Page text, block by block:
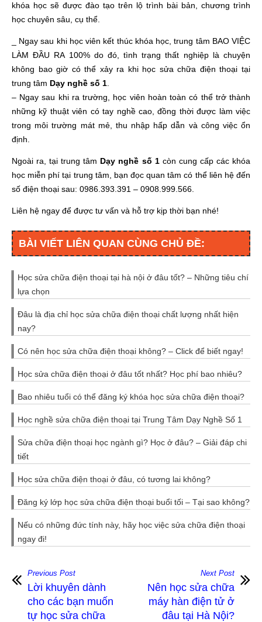
khóa học sẽ được đào tạo trên lộ trình bài bản, chương trình
học chuyên sâu, cụ thể.
_ Ngay sau khi học viên kết thúc khóa học, trung tâm BAO VIỆC
LÀM ĐẦU RA 100% do đó, tình trạng thất nghiệp là chuyện
không bao giờ có thể xảy ra khi học sửa chữa điện thoại tại
trung tâm Dạy nghề số 1
– Ngay sau khi ra trường, học viên hoàn toàn có thể trở thành
những kỹ thuật viên có tay nghề cao, đồng thời được làm việc
trong môi trường mát mẻ, thu nhập hấp dẫn và công việc ổn
định.
Ngoài ra, tại trung tâm Dạy nghề số 1còn cung cấp các khóa
học miễn phí tại trung tâm, bạn đọc quan tâm có thể liên hệ đến
số điện thoại sau: 0986.393.391 – 0908.999.566.
Liên hệ ngay để được tư vấn và hỗ trợ kịp thời bạn nhé!
BÀI VIẾT LIÊN QUAN CÙNG CHỦ ĐỀ:
Học sửa chữa điện thoại tại hà nội ở đâu tốt? – Những tiêu chí
lựa chọn
Đâu là địa chỉ học sửa chữa điện thoại chất lượng nhất hiện
nay?
Có nên học sửa chữa điện thoại không? – Click để biết ngay!
Học sửa chữa điện thoại ở đâu tốt nhất? Học phí bao nhiêu?
Bao nhiêu tuổi có thể đăng ký khóa học sửa chữa điện thoại?
Học nghề sửa chữa điện thoại tại Trung Tâm Dạy Nghề Số 1
Sửa chữa điện thoại học ngành gì? Học ở đâu? – Giải đáp chi
tiết
Học sửa chữa điện thoại ở đâu, có tương lai không?
Đăng ký lớp học sửa chữa điện thoại buổi tối – Tại sao không?
Nếu có những đức tính này, hãy học việc sửa chữa điện thoại
ngay đi!
Previous Post
Lời khuyên dành
cho các bạn muốn
tự học sửa chữa
Next Post
Nên học sửa chữa
máy hàn điện tử ở
đâu tại Hà Nội?